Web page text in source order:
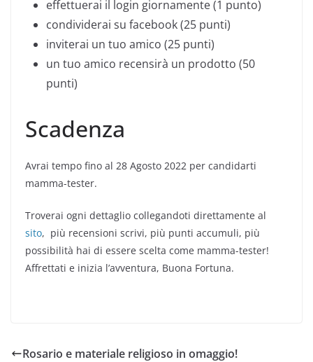
effettuerai il login giornamente (1 punto)
condividerai su facebook (25 punti)
inviterai un tuo amico (25 punti)
un tuo amico recensirà un prodotto (50
punti)
Scadenza
Avrai tempo fino al 28 Agosto 2022 per candidarti
mamma-tester.
Troverai ogni dettaglio collegandoti direttamente al
sito, più recensioni scrivi, più punti accumuli, più
possibilità hai di essere scelta come mamma-tester!
Affrettati e inizia l’avventura, Buona Fortuna.
Rosario e materiale religioso in omaggio!